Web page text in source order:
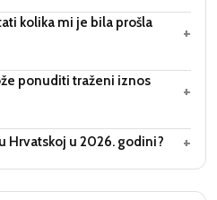
kolika mi je bila prošla
+
ponuditi traženi iznos
+
Hrvatskoj u 2026. godini? +